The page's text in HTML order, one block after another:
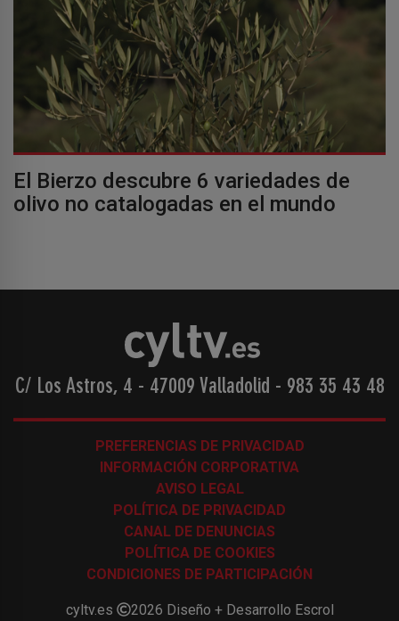
El Bierzo descubre 6 variedades de
olivo no catalogadas en el mundo
C/ Los Astros, 4 - 47009 Valladolid - 983 35 43 48
PREFERENCIAS DE PRIVACIDAD
INFORMACIÓN CORPORATIVA
AVISO LEGAL
POLÍTICA DE PRIVACIDAD
CANAL DE DENUNCIAS
POLÍTICA DE COOKIES
CONDICIONES DE PARTICIPACIÓN
cyltv.es 2026 Diseño + Desarrollo Escrol